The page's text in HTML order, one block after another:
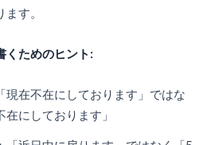
す。
くためのヒント:
現在不在にしております」ではな
にしております」